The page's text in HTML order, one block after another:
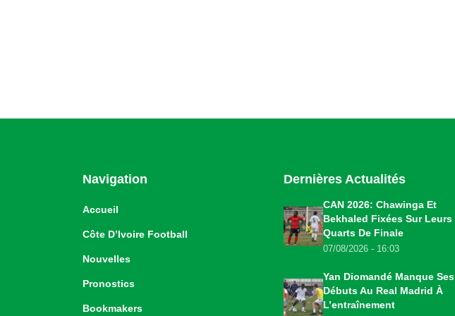
Navigation
Accueil
Côte D’Ivoire Football
Nouvelles
Pronostics
Bookmakers
Dernières Actualités
CAN 2026: Chawinga Et
Bekhaled Fixées Sur Leurs
Quarts De Finale
07/08/2026 - 16:03
Yan Diomandé Manque Ses
Débuts Au Real Madrid À
L’entraînement